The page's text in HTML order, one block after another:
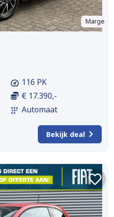
Marge
116 PK
€ 17.390,-
Automaat
Bekijk deal